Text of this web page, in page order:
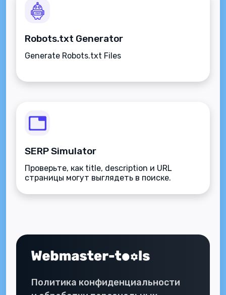
Robots.txt Generator
Generate Robots.txt Files
SERP Simulator
Проверьте, как title, description и URL
страницы могут выглядеть в поиске.
Политика конфиденциальности